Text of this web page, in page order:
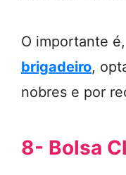
O importante
brigadeiro,
nobres e por
8- Bolsa